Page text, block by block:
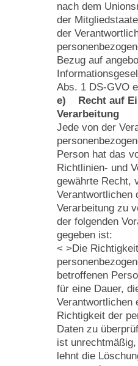
nach dem
der
der
Bezug auf
Abs. 1 DS-GVO
e) Recht auf
Verarbeitung
Jede von der
Person hat das
Richtlinien- und
gewährte Recht,
Verantwortlichen
Verarbeitung zu
der folgenden
gegeben ist:
< >Die
betroffenen
für eine Dauer,
Verantwortlichen
Richtigkeit der
Daten zu
ist
lehnt die